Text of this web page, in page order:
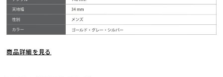
商品詳細を見る